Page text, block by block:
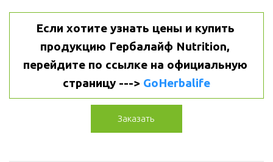
Если хотите узнать цены и купить
продукцию Гербалайф Nutrition,
перейдите по ссылке на официальную
страницу ---> GoHerbalife
Заказать